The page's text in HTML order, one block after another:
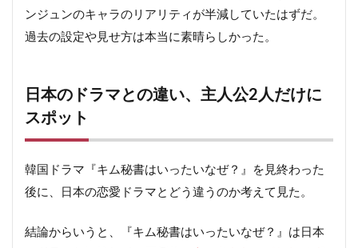
ンジュンのキャラのリアリティが半減していたはずだ。
過去の設定や見せ方は本当に素晴らしかった。
日本のドラマとの違い、主人公2人だけに
スポット
韓国ドラマ『キム秘書はいったいなぜ？』を見終わった
後に、日本の恋愛ドラマとどう違うのか考えて見た。
結論からいうと、『キム秘書はいったいなぜ？』は日本